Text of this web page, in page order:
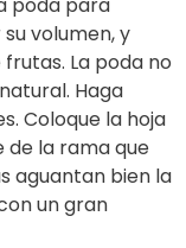
volumen, y
La poda no
Haga
Coloque la hoja
la rama que
aguantan bien la
un gran